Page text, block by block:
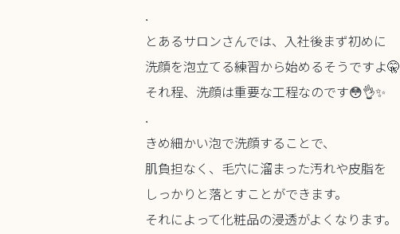
.
とあるサロンさんでは、入社後まず初めに
洗顔を泡立てる練習から始めるそうですよ🤫
それ程、洗顔は重要な工程なのです😳👌✨
.
きめ細かい泡で洗顔することで、
肌負担なく、毛穴に溜まった汚れや皮脂を
しっかりと落とすことができます。
それによって化粧品の浸透がよくなります。